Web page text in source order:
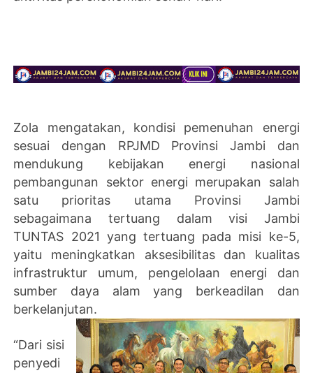
Zola mengatakan, kondisi pemenuhan energi
sesuai dengan RPJMD Provinsi Jambi dan
mendukung kebijakan energi nasional
pembangunan sektor energi merupakan salah
satu prioritas utama Provinsi Jambi
sebagaimana tertuang dalam visi Jambi
TUNTAS 2021 yang tertuang pada misi ke-5,
yaitu meningkatkan aksesibilitas dan kualitas
infrastruktur umum, pengelolaan energi dan
sumber daya alam yang berkeadilan dan
berkelanjutan.
“Dari sisi
penyedi